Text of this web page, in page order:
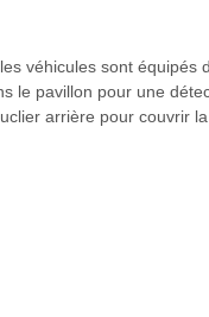
véhicules sont équipés
le pavillon pour une
arrière pour couvrir la